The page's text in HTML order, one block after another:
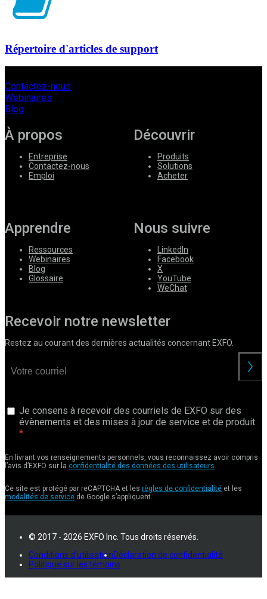
Répertoire d'articles de support
Contactez-nous
Webinaires
Blog
À propos
Entreprise
Contactez-nous
Emploi
Découvrir
Produits
Solutions
Acheter
Apprendre
Ressources
Webinaires
Blog
Glossaire
Nous suivre
LinkedIn
Facebook
X
YouTube
WeChat
Recevoir notre newsletter
Restez au courant des dernières actualités concernant EXFO.
Je consens à recevoir des courriels de EXFO sur des
évènements et des mises à jour de service et de produit.
En livrant vos renseignements personnels, vous reconnaissez avoir compris
l’avis d’EXFO sur la confidentialité des données des utilisateurs.
Ce site est protégé par reCAPTCHA et les règles de confidentialité et les
modalités de service de Google s’appliquent.
© 2017 - 2026 EXFO Inc. Tous droits réservés.
Conditions d'utilisationDéclaration de confidentialité
Politique sur les témoins